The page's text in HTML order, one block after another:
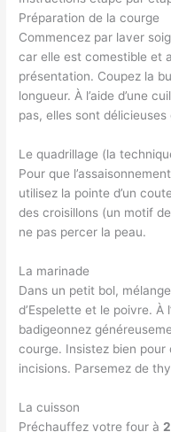
Préparation de la courge
Commencez par laver
car elle est comestible et
présentation. Coupez la
longueur. À l’aide d’une
pas, elles sont délicieuses
Le quadrillage (la
Pour que
utilisez la pointe d’un
des croisillons (un motif
ne pas percer la peau.
La marinade
Dans un petit bol,
d’Espelette et le poivre. À
badigeonnez
courge. Insistez bien pour
incisions. Parsemez de
La cuisson
Préchauffez votre four à